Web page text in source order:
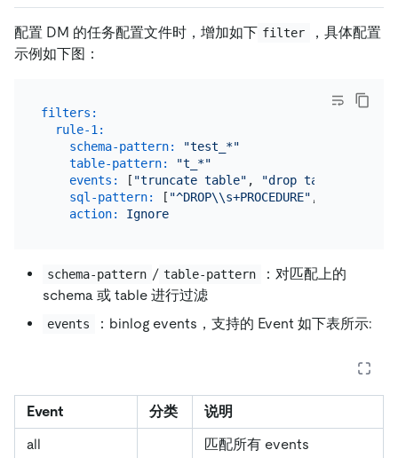
配置 DM 的任务配置文件时，增加如下 filter
，具体配置
示例如下图：
filters:
rule-1:
schema-pattern:
"test_*"
table-pattern:
"t_*"
events:
[ "truncate table" , "drop table"
sql-pattern:
[ "^DROP\\s+PROCEDURE" ,
action:
Ignore
schema-pattern / table-pattern
：对匹配上的
schema 或 table 进行过滤
events ：binlog events，支持的 Event 如下表所示:
Event 分类
说明
all
匹配所有 events